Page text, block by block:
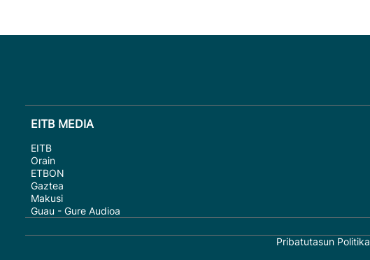
EITB MEDIA
EITB
Orain
ETBON
Gaztea
Makusi
Guau - Gure Audioa
Pribatutasun Politika